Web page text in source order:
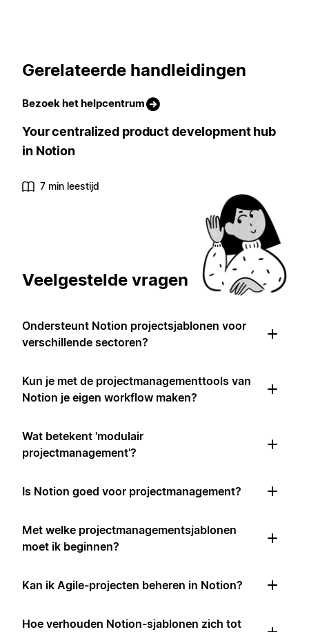
Gerelateerde handleidingen
Bezoek het helpcentrum
Your centralized product development hub
in Notion
7 min leestijd
Veelgestelde vragen
Ondersteunt Notion projectsjablonen voor
verschillende sectoren?
Kun je met de projectmanagementtools van
Notion je eigen workflow maken?
Wat betekent 'modulair
projectmanagement'?
Is Notion goed voor projectmanagement?
Met welke projectmanagementsjablonen
moet ik beginnen?
Kan ik Agile-projecten beheren in Notion?
Hoe verhouden Notion-sjablonen zich tot